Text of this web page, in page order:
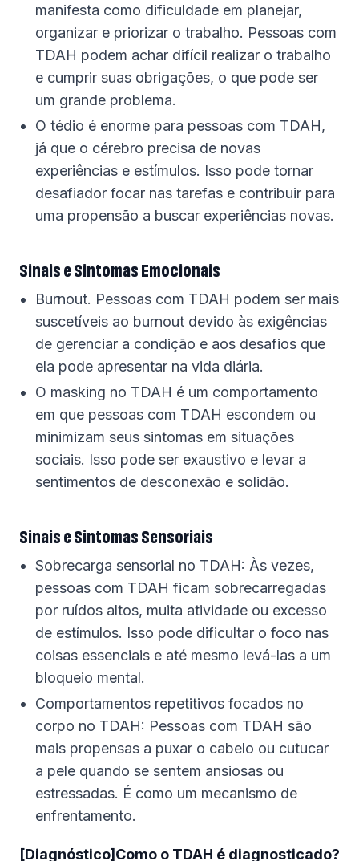
manifesta como dificuldade em planejar,
organizar e priorizar o trabalho. Pessoas com
TDAH podem achar difícil realizar o trabalho
e cumprir suas obrigações, o que pode ser
um grande problema.
O tédio é enorme para pessoas com TDAH,
já que o cérebro precisa de novas
experiências e estímulos. Isso pode tornar
desafiador focar nas tarefas e contribuir para
uma propensão a buscar experiências novas.
Sinais e Sintomas Emocionais
Burnout. Pessoas com TDAH podem ser mais
suscetíveis ao burnout devido às exigências
de gerenciar a condição e aos desafios que
ela pode apresentar na vida diária.
O masking no TDAH é um comportamento
em que pessoas com TDAH escondem ou
minimizam seus sintomas em situações
sociais. Isso pode ser exaustivo e levar a
sentimentos de desconexão e solidão.
Sinais e Sintomas Sensoriais
Sobrecarga sensorial no TDAH: Às vezes,
pessoas com TDAH ficam sobrecarregadas
por ruídos altos, muita atividade ou excesso
de estímulos. Isso pode dificultar o foco nas
coisas essenciais e até mesmo levá-las a um
bloqueio mental.
Comportamentos repetitivos focados no
corpo no TDAH: Pessoas com TDAH são
mais propensas a puxar o cabelo ou cutucar
a pele quando se sentem ansiosas ou
estressadas. É como um mecanismo de
enfrentamento.
[Diagnóstico]Como o TDAH é diagnosticado?